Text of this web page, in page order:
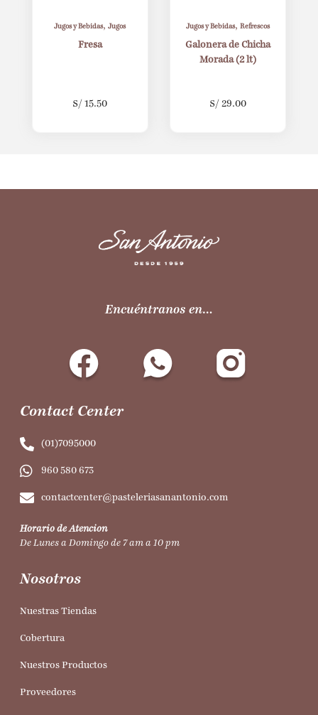
Jugos y Bebidas,Jugos
Fresa
S/ 15.50
Jugos y Bebidas,Refrescos
Galonera de Chicha
Morada (2 lt)
S/ 29.00
Encuéntranos en…
Contact Center
(01)7095000
960 580 673
contactcenter@pasteleriasanantonio.com
Horario de Atencion
De Lunes a Domingo de 7 am a 10 pm
Nosotros
Nuestras Tiendas
Cobertura
Nuestros Productos
Proveedores